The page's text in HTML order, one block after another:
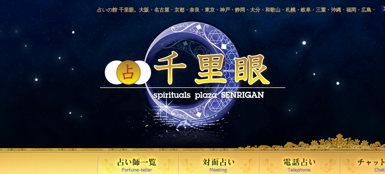
占いの館 千里眼。大阪・名古屋・京都・奈良・東京・神戸・静岡・大分・和歌山・札幌・岐阜・三重・沖縄・福岡・広島・
愛媛・鹿児島・徳島・香川・山形・岡山・横浜・千葉・福島・岩手・高知・熊本・群馬・滋賀・福井・仙台・山口・宮崎・山
梨・長野・埼玉・茨城・栃木・金沢・佐賀・長崎・鳥取・富山・新潟・秋田・青森・島根に店舗を構える、口コミで評判の人
気占い師による占い。